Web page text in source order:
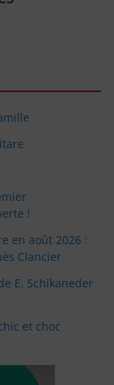
!
en août 2026 :
Clancier
E. Schikaneder
et choc